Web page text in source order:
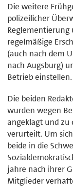
Die weitere
polizeilicher
Reglementierung
regelmäßige
(auch nach dem
nach Augsburg)
Betrieb einstellen.
Die beiden
wurden wegen
angeklagt und zu
verurteilt. Um
beide in die
jahre nach ihrer
Mitglieder